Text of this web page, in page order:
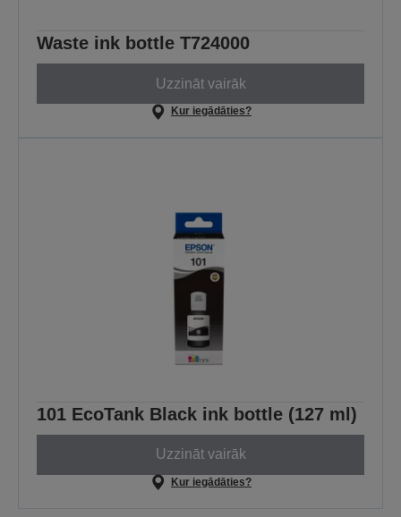
Waste ink bottle T724000
Uzzināt vairāk
Kur iegādāties?
101 EcoTank Black ink bottle (127 ml)
Uzzināt vairāk
Kur iegādāties?